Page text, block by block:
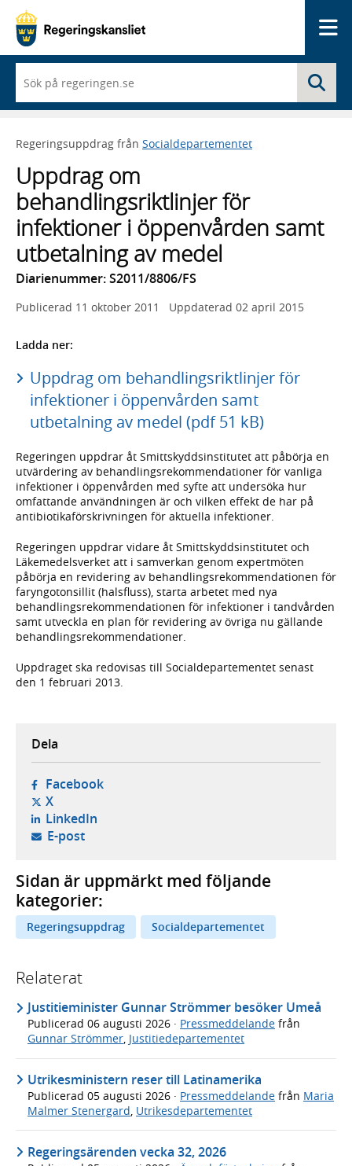
du
börjar
skriva
framträder
lista
med
sökförslag
Regeringsuppdrag från Socialdepartementet
Uppdrag om
behandlingsriktlinjer för
infektioner i öppenvården samt
utbetalning av medel
Diarienummer: S2011/8806/FS
Publicerad 11 oktober 2011 Uppdaterad 02 april 2015
Ladda ner:
Uppdrag om behandlingsriktlinjer för
infektioner i öppenvården samt
utbetalning av medel (pdf 51 kB)
Regeringen uppdrar åt Smittskyddsinstitutet att påbörja en
utvärdering av behandlingsrekommendationer för vanliga
infektioner i öppenvården med syfte att undersöka hur
omfattande användningen är och vilken effekt de har på
antibiotikaförskrivningen för aktuella infektioner.
Regeringen uppdrar vidare åt Smittskyddsinstitutet och
Läkemedelsverket att i samverkan genom expertmöten
påbörja en revidering av behandlingsrekommendationen för
faryngotonsillit (halsfluss), starta arbetet med nya
behandlingsrekommendationen för infektioner i tandvården
samt utveckla en plan för revidering av övriga nu gällande
behandlingsrekommendationer.
Uppdraget ska redovisas till Socialdepartementet senast
den 1 februari 2013.
Dela
Facebook- öppnas i ny flik, extern webbplats,
X- öppnas i ny flik, extern webbplats,
LinkedIn- öppnas i ny flik, extern webbplats,
E-post- öppnar din e-postklient,
Sidan är uppmärkt med följande
kategorier:
Regeringsuppdrag Socialdepartementet
Relaterat
Justitieminister Gunnar Strömmer besöker Umeå
Publicerad 06 augusti 2026 · Pressmeddelande från
Gunnar Strömmer, Justitiedepartementet
Utrikesministern reser till Latinamerika
Publicerad 05 augusti 2026 · Pressmeddelande från Maria
Malmer Stenergard, Utrikesdepartementet
Regeringsärenden vecka 32, 2026